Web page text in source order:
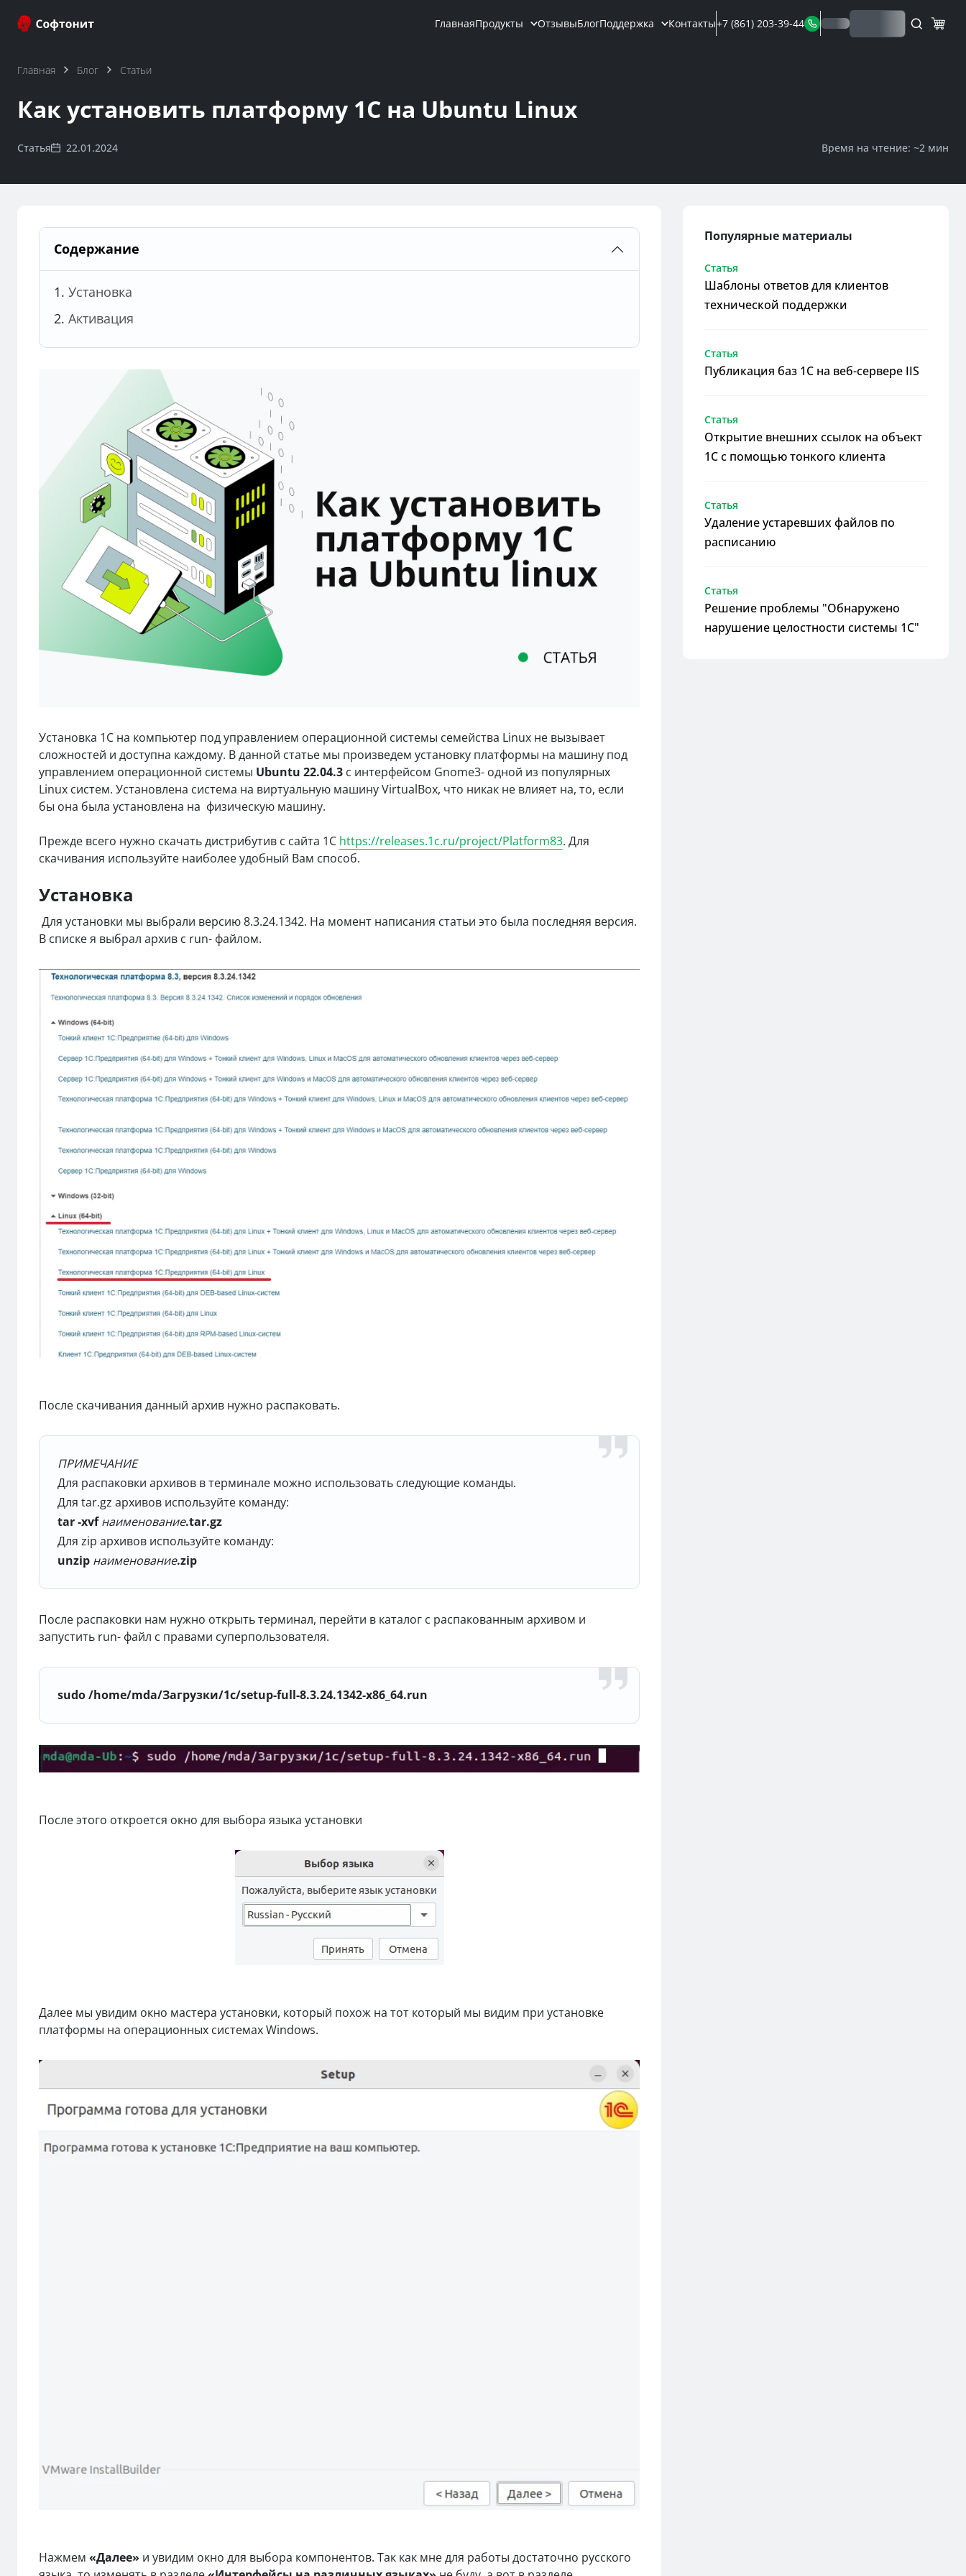
ГлавнаяПродукты ОтзывыБлогПоддержка Контакты+7 (861) 203-39-44
Главная Блог Статьи
Как установить платформу 1С на Ubuntu Linux
Статья 22.01.2024 Время на чтение: ~2 мин
Содержание
Установка
Активация
Установка 1С на компьютер под управлением операционной системы семейства Linux не вызывает
сложностей и доступна каждому. В данной статье мы произведем установку платформы на машину под
управлением операционной системы Ubuntu 22.04.3 с интерфейсом Gnome3- одной из популярных
Linux систем. Установлена система на виртуальную машину VirtualBox, что никак не влияет на, то, если
бы она была установлена на физическую машину.
Прежде всего нужно скачать дистрибутив с сайта 1С https://releases.1c.ru/project/Platform83. Для
скачивания используйте наиболее удобный Вам способ.
Установка
Для установки мы выбрали версию 8.3.24.1342. На момент написания статьи это была последняя версия.
В списке я выбрал архив с run- файлом.
После скачивания данный архив нужно распаковать.
ПРИМЕЧАНИЕ
Для распаковки архивов в терминале можно использовать следующие команды.
Для tar.gz архивов используйте команду:
tar -xvfнаименование.tar.gz
Для zip архивов используйте команду:
unzip наименование.zip
После распаковки нам нужно открыть терминал, перейти в каталог с распакованным архивом и
запустить run- файл с правами суперпользователя.
sudo /home/mda/Загрузки/1c/setup-full-8.3.24.1342-x86_64.run
После этого откроется окно для выбора языка установки
Далее мы увидим окно мастера установки, который похож на тот который мы видим при установке
платформы на операционных системах Windows.
Нажмем «Далее» и увидим окно для выбора компонентов. Так как мне для работы достаточно русского
Популярные материалы
Статья
Шаблоны ответов для клиентов
технической поддержки
Статья
Публикация баз 1С на веб-сервере IIS
Статья
Открытие внешних ссылок на объект
1С с помощью тонкого клиента
Статья
Удаление устаревших файлов по
расписанию
Статья
Решение проблемы "Обнаружено
нарушение целостности системы 1С"